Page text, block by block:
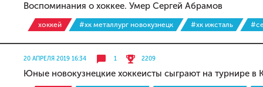
Воспоминания о хоккее. Умер Сергей Абрамов
хоккей #хк металлург новокузнецк #хк ижсталь
20 АПРЕЛЯ 2019 16:34 1 2209
Юные новокузнецкие хоккеисты сыграют на турнире в